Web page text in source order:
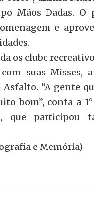
Mãos Dadas. O
e
os clube
suas Misses,
“A gente
bom”, conta a 1°
que participou
e Memória)